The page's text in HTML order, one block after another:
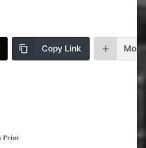
Copy Link More